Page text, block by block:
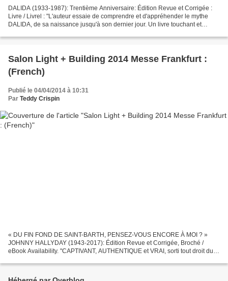
DALIDA (1933-1987): Trentième Anniversaire: Édition Revue et Corrigée :
Livre / Livrel : "L'auteur essaie de comprendre et d'appréhender le mythe
DALIDA, de sa naissance jusqu'à son dernier jour. Un livre touchant et
Salon Light + Building 2014 Messe Frankfurt :
(French)
Publié le 04/04/2014 à 10:31
Par Teddy Crispin
« DU FIN FOND DE SAINT-BARTH, PENSEZ-VOUS ENCORE À MOI ? »
JOHNNY HALLYDAY (1943-2017): Édition Revue et Corrigée, Broché /
eBook Availability. "CAPTIVANT, AUTHENTIQUE et VRAI, sorti tout droit du